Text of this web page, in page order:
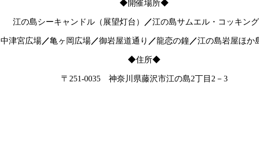
◆開催場所◆
江の島シーキャンドル（展望灯台） ／江の島サムエル・コッキン
中津宮広場／亀ヶ岡広場／御岩屋道通り ／龍恋の鐘／江の島岩屋ほか
◆住所◆
〒251-0035 神奈川県藤沢市江の島2丁目2－3